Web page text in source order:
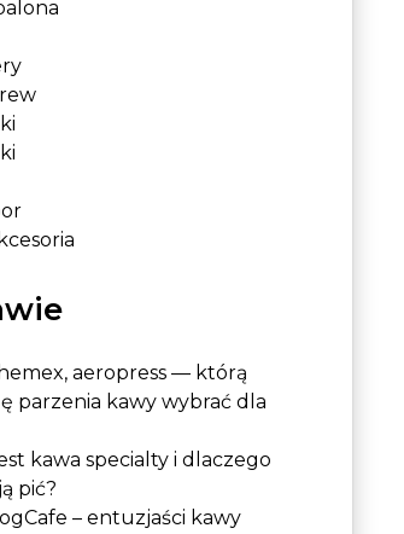
aeropress — którą
parzenia kawy wybrać dla
kawa specialty i dlaczego
pić?
– entuzjaści kawy